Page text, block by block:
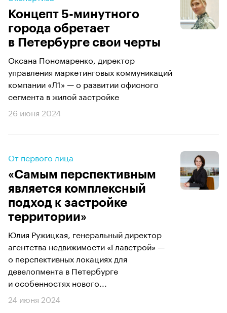
Концепт 5-минутного
города обретает
в Петербурге свои черты
Оксана Пономаренко, директор
управления маркетинговых коммуникаций
компании «Л1» — о развитии офисного
сегмента в жилой застройке
26 июня 2024
От первого лица
«Самым перспективным
является комплексный
подход к застройке
территории»
Юлия Ружицкая, генеральный директор
агентства недвижимости «Главстрой» —
о перспективных локациях для
девелопмента в Петербурге
и особенностях нового...
24 июня 2024